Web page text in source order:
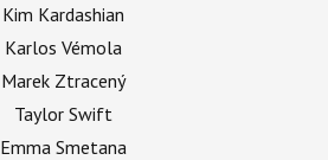
Kim Kardashian
Karlos Vémola
Marek Ztracený
Taylor Swift
Emma Smetana